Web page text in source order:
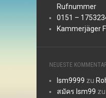
Rufnummer
0151 –
Kammerjäger
NEUESTE
lsm9999 zu
สมัคร lsm99 zu